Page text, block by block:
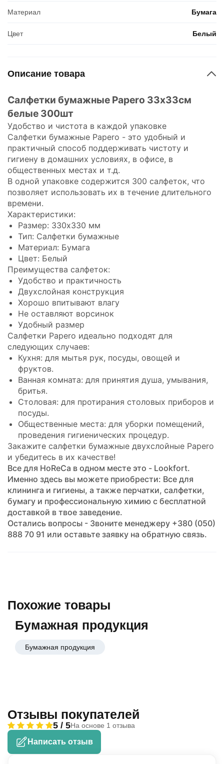
Материал Бумага
Цвет Белый
Описание товара
Салфетки бумажные Papero 33х33см
белые 300шт
Удобство и чистота в каждой упаковке
Салфетки бумажные Papero - это удобный и
практичный способ поддерживать чистоту и
гигиену в домашних условиях, в офисе, в
общественных местах и т.д.
В одной упаковке содержится 300 салфеток, что
позволяет использовать их в течение длительного
времени.
Характеристики:
Размер: 330x330 мм
Тип: Салфетки бумажные
Материал: Бумага
Цвет: Белый
Преимущества салфеток:
Удобство и практичность
Двухслойная конструкция
Хорошо впитывают влагу
Не оставляют ворсинок
Удобный размер
Салфетки Papero идеально подходят для
следующих случаев:
Кухня: для мытья рук, посуды, овощей и
фруктов.
Ванная комната: для принятия душа, умывания,
бритья.
Столовая: для протирания столовых приборов и
посуды.
Общественные места: для уборки помещений,
проведения гигиенических процедур.
Закажите салфетки бумажные двухслойные Papero
и убедитесь в их качестве!
Все для HoReCa в одном месте это - Lookfort.
Именно здесь вы можете приобрести: Все для
клининга и гигиены, а также перчатки, салфетки,
бумагу и профессиональную химию с бесплатной
доставкой в твое заведение.
Остались вопросы - Звоните менеджеру +380 (050)
888 70 91 или оставьте заявку на обратную связь.
Похожие товары
Бумажная продукция
Бумажная продукция
Отзывы покупателей
5 / 5На основе 1 отзыва
Написать отзыв